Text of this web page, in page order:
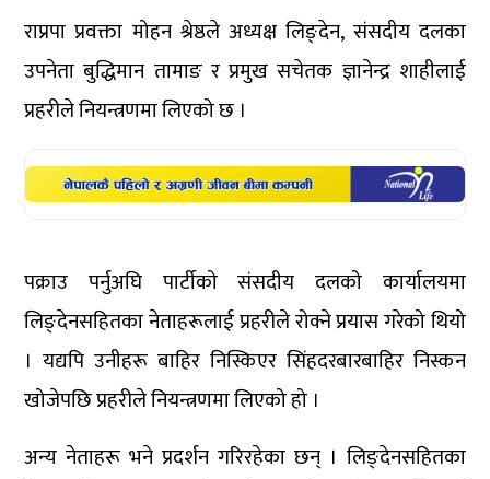
राप्रपा प्रवक्ता मोहन श्रेष्ठले अध्यक्ष लिङ्देन, संसदीय दलका
उपनेता बुद्धिमान तामाङ र प्रमुख सचेतक ज्ञानेन्द्र शाहीलाई
प्रहरीले नियन्त्रणमा लिएको छ ।
पक्राउ पर्नुअघि पार्टीको संसदीय दलको कार्यालयमा
लिङ्देनसहितका नेताहरूलाई प्रहरीले रोक्ने प्रयास गरेको थियो
। यद्यपि उनीहरू बाहिर निस्किएर सिंहदरबारबाहिर निस्कन
खोजेपछि प्रहरीले नियन्त्रणमा लिएको हो ।
अन्य नेताहरू भने प्रदर्शन गरिरहेका छन् । लिङ्देनसहितका